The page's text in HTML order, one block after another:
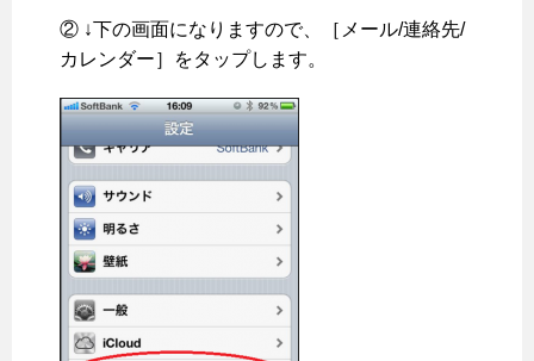
② ↓下の画面になりますので、［メール/連絡先/
カレンダー］をタップします。